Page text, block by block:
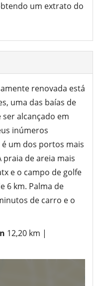
um extrato do
renovada está
uma das baías de
alcançado em
inúmeros
um dos portos mais
de areia mais
e o campo de golfe
6 km. Palma de
de carro e o
12,20 km |